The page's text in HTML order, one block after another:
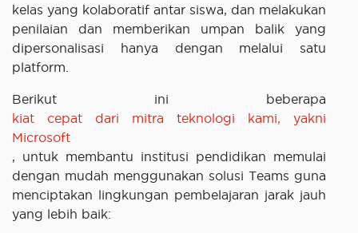
kelas yang kolaboratif antar siswa, dan melakukan
penilaian dan memberikan umpan balik yang
dipersonalisasi hanya dengan melalui satu
platform.
Berikut ini beberapa
kiat cepat dari mitra teknologi kami, yakni
Microsoft
, untuk membantu institusi pendidikan memulai
dengan mudah menggunakan solusi Teams guna
menciptakan lingkungan pembelajaran jarak jauh
yang lebih baik: